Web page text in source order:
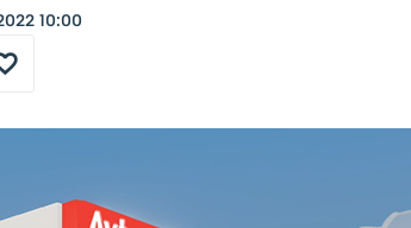
10:00